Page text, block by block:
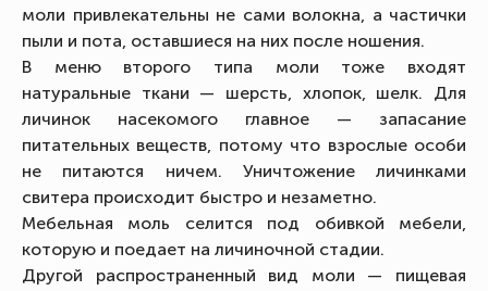
моли привлекательны не сами волокна, а частички
пыли и пота, оставшиеся на них после ношения.
В меню второго типа моли тоже входят
натуральные ткани — шерсть, хлопок, шелк. Для
личинок насекомого главное — запасание
питательных веществ, потому что взрослые особи
не питаются ничем. Уничтожение личинками
свитера происходит быстро и незаметно.
Мебельная моль селится под обивкой мебели,
которую и поедает на личиночной стадии.
Другой распространенный вид моли — пищевая